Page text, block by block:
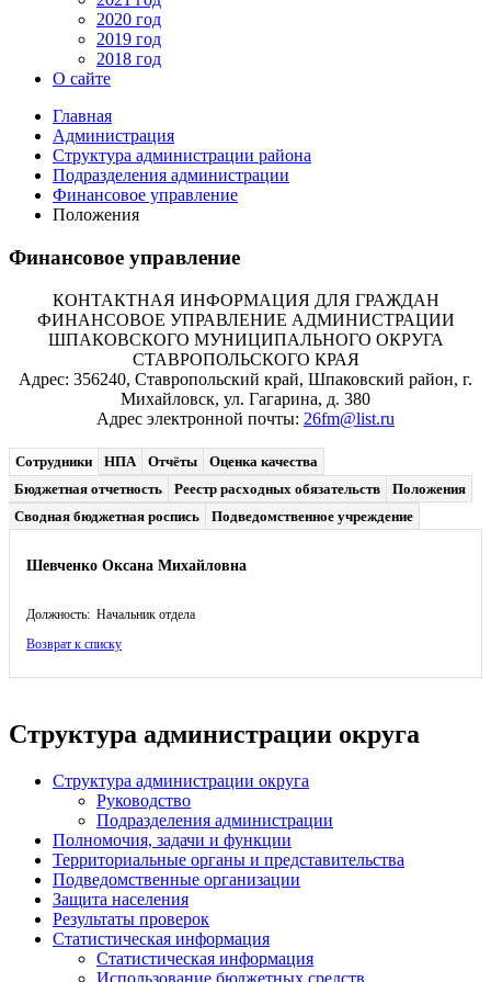
2020 год
2019 год
2018 год
О сайте
Главная
Администрация
Структура администрации района
Подразделения администрации
Финансовое управление
Положения
Финансовое управление
КОНТАКТНАЯ ИНФОРМАЦИЯ ДЛЯ ГРАЖДАН
ФИНАНСОВОЕ УПРАВЛЕНИЕ АДМИНИСТРАЦИИ
ШПАКОВСКОГО МУНИЦИПАЛЬНОГО ОКРУГА
СТАВРОПОЛЬСКОГО КРАЯ
Адрес: 356240, Ставропольский край, Шпаковский район, г.
Михайловск, ул. Гагарина, д. 380
Адрес электронной почты: 26fm@list.ru
Сотрудники НПА Отчёты
Оценка качества
Бюджетная отчетность
Реестр расходных обязательств
Положения
Сводная бюджетная роспись
Подведомственное учреждение
Шевченко Оксана Михайловна
Должность: Начальник отдела
Возврат к списку
Структура администрации округа
Структура администрации округа
Руководство
Подразделения администрации
Полномочия, задачи и функции
Территориальные органы и представительства
Подведомственные организации
Защита населения
Результаты проверок
Статистическая информация
Статистическая информация
Использование бюджетных средств